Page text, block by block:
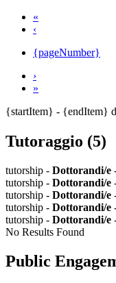
«
‹
{pageNumber}
›
»
{startItem} - {endItem}
Tutoraggio (5)
tutorship - Dottorandi/e
tutorship - Dottorandi/e
tutorship - Dottorandi/e
tutorship - Dottorandi/e
tutorship - Dottorandi/e
No Results Found
Public